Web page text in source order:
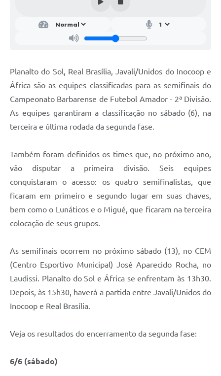
Parcerias com Organização da Sociedade Civil (OSC)
Conselhos Municipais
Principal
Galeria de Fotos
Galeria de Vídeos
Links
Enquete
Agenda
Contato
Plano Municipal de Segurança Pública
Plano de Contratações Anuais
Planalto do Sol, Real Brasília, Javali/Unidos do Inocoop e
África são as equipes classificadas para as semifinais do
Campeonato Barbarense de Futebol Amador - 2ª Divisão.
As equipes garantiram a classificação no sábado (6), na
terceira e última rodada da segunda fase.
Também foram definidos os times que, no próximo ano,
vão disputar a primeira divisão. Seis equipes
conquistaram o acesso: os quatro semifinalistas, que
ficaram em primeiro e segundo lugar em suas chaves,
bem como o Lunáticos e o Migué, que ficaram na terceira
colocação de seus grupos.
As semifinais ocorrem no próximo sábado (13), no CEM
(Centro Esportivo Municipal) José Aparecido Rocha, no
Laudissi. Planalto do Sol e África se enfrentam às 13h30.
Depois, às 15h30, haverá a partida entre Javali/Unidos do
Inocoop e Real Brasília.
Veja os resultados do encerramento da segunda fase:
6/6 (sábado)